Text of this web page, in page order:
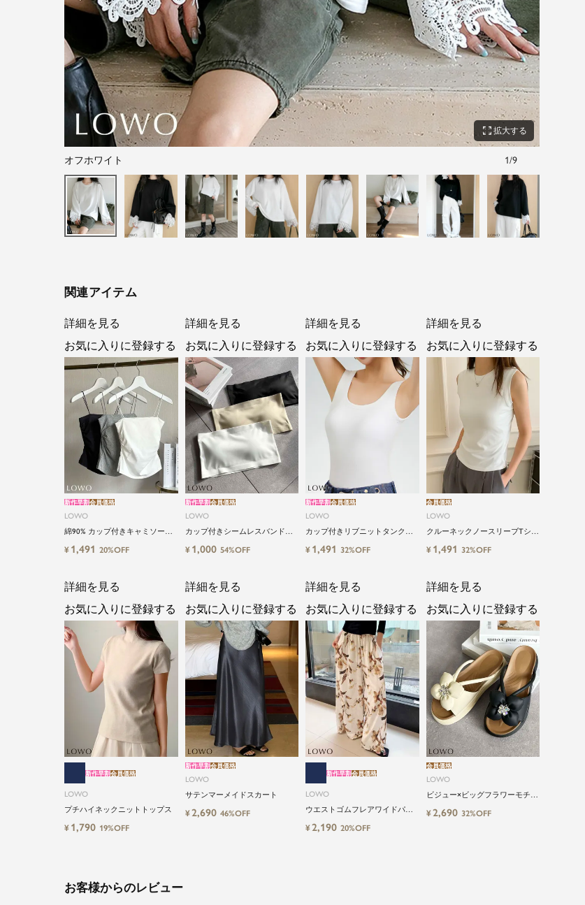
zoom_out_map 拡大する
オフホワイト 1/9
関連アイテム
LOWO
綿90% カップ付きキャミソール
｜やさしい着心地 ストレッチキ
ャミソール
新作早割会員価格
¥ 1,491 20%OFF
詳細を見る
お気に入りに登録する
LOWO
カップ付きシームレスバンドゥ
ブラトップ
新作早割会員価格
¥ 1,000 54%OFF
詳細を見る
お気に入りに登録する
LOWO
カップ付きリブニットタンクブ
ラトップ
新作早割会員価格
¥ 1,491 32%OFF
詳細を見る
お気に入りに登録する
LOWO
クルーネックノースリーブTシャ
ツ カットソー
会員価格
¥ 1,491 32%OFF
詳細を見る
お気に入りに登録する
LOWO
プチハイネックニットトップス
新作早割会員価格
¥ 1,790 19%OFF
詳細を見る
お気に入りに登録する
LOWO
サテンマーメイドスカート
新作早割会員価格
¥2,690 46%OFF
詳細を見る
お気に入りに登録する
LOWO
ウエストゴムフレアワイドパン
新作早割会員価格
¥2,190 20%OFF
詳細を見る
お気に入りに登録する
LOWO
ビジュー×ビッグフラワーモチー
フサンダル
会員価格
¥2,690 32%OFF
詳細を見る
お気に入りに登録する
お客様からのレビュー